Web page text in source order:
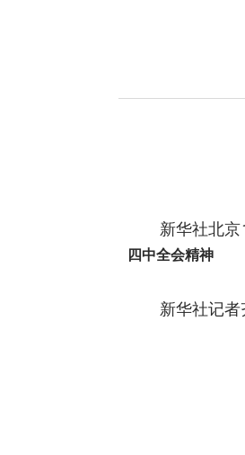
新华社北京
四中全会精神
新华社记者